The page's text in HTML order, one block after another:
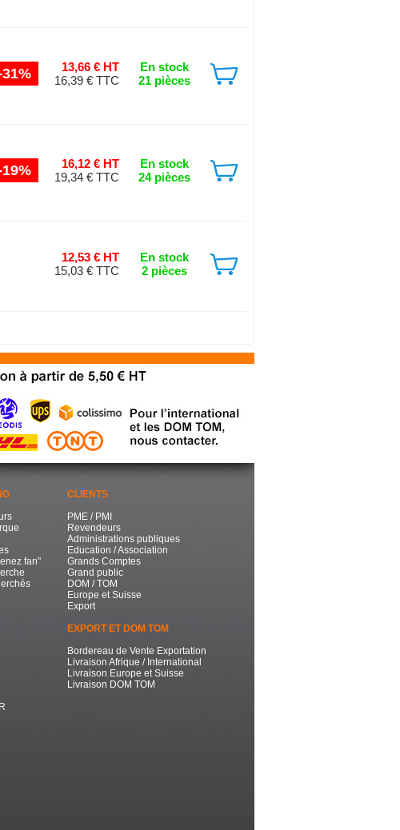
13,66 € HT
16,39 € TTC
En stock
21 pièces
16,12 € HT
19,34 € TTC
En stock
24 pièces
12,53 € HT
15,03 € TTC
En stock
2 pièces
fan"
CLIENTS
PME / PMI
Revendeurs
Administrations publiques
Education / Association
Grands Comptes
Grand public
DOM / TOM
Europe et Suisse
Export
EXPORT ET DOM TOM
Bordereau de Vente Exportation
Livraison Afrique / International
Livraison Europe et Suisse
Livraison DOM TOM